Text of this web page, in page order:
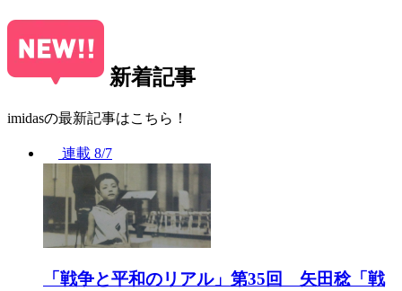
新着記事
imidasの最新記事はこちら！
連載 8/7
「戦争と平和のリアル」第35回 矢田稔「戦